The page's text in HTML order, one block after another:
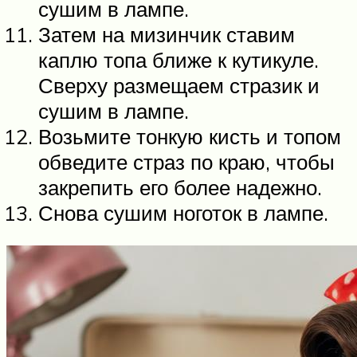
сушим в лампе.
Затем на мизинчик ставим
каплю топа ближе к кутикуле.
Сверху размещаем стразик и
сушим в лампе.
Возьмите тонкую кисть и топом
обведите страз по краю, чтобы
закрепить его более надежно.
Снова сушим ноготок в лампе.